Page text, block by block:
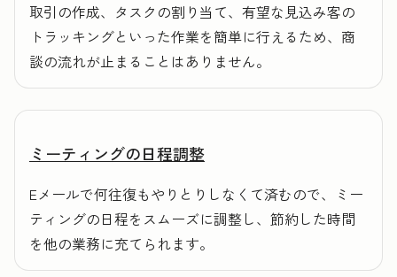
取引の作成、タスクの割り当て、有望な見込み客の
トラッキングといった作業を簡単に行えるため、商
談の流れが止まることはありません。
ミーティングの日程調整
Eメールで何往復もやりとりしなくて済むので、ミー
ティングの日程をスムーズに調整し、節約した時間
を他の業務に充てられます。